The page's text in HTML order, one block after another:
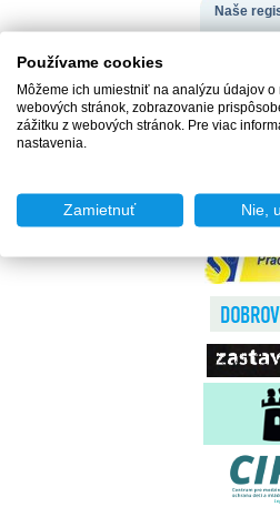
Naše
Agentúry
Agentúry
chránené
Používame cookies
Môžeme ich umiestniť na analýzu údajov
webových stránok, zobrazovanie
zážitku z webových stránok. Pre viac
nastavenia.
Zamietnuť Nie,